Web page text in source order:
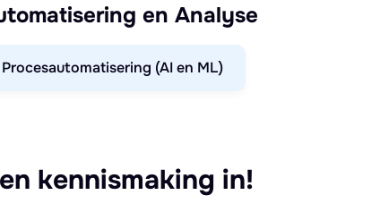
en Analyse
Procesautomatisering (AI en ML)
kennismaking in!